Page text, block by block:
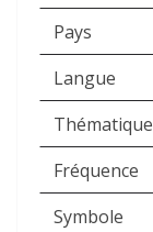
Pays
Langue
Thématique
Fréquence
Symbole